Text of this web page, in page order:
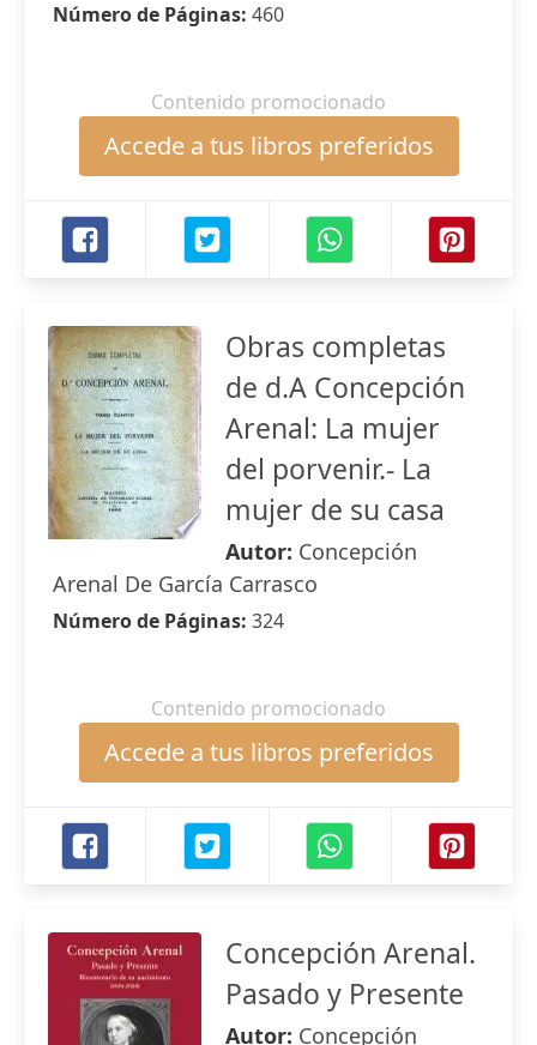
Número de Páginas: 460
Contenido promocionado
Accede a tus libros preferidos
Obras completas
de d.A Concepción
Arenal: La mujer
del porvenir.- La
mujer de su casa
Autor: Concepción
Arenal De García Carrasco
Número de Páginas: 324
Contenido promocionado
Accede a tus libros preferidos
Concepción Arenal.
Pasado y Presente
Autor: Concepción